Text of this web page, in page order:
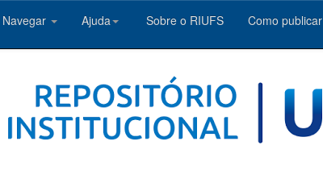
Navegar Ajuda Sobre o RIUFS Como publicar